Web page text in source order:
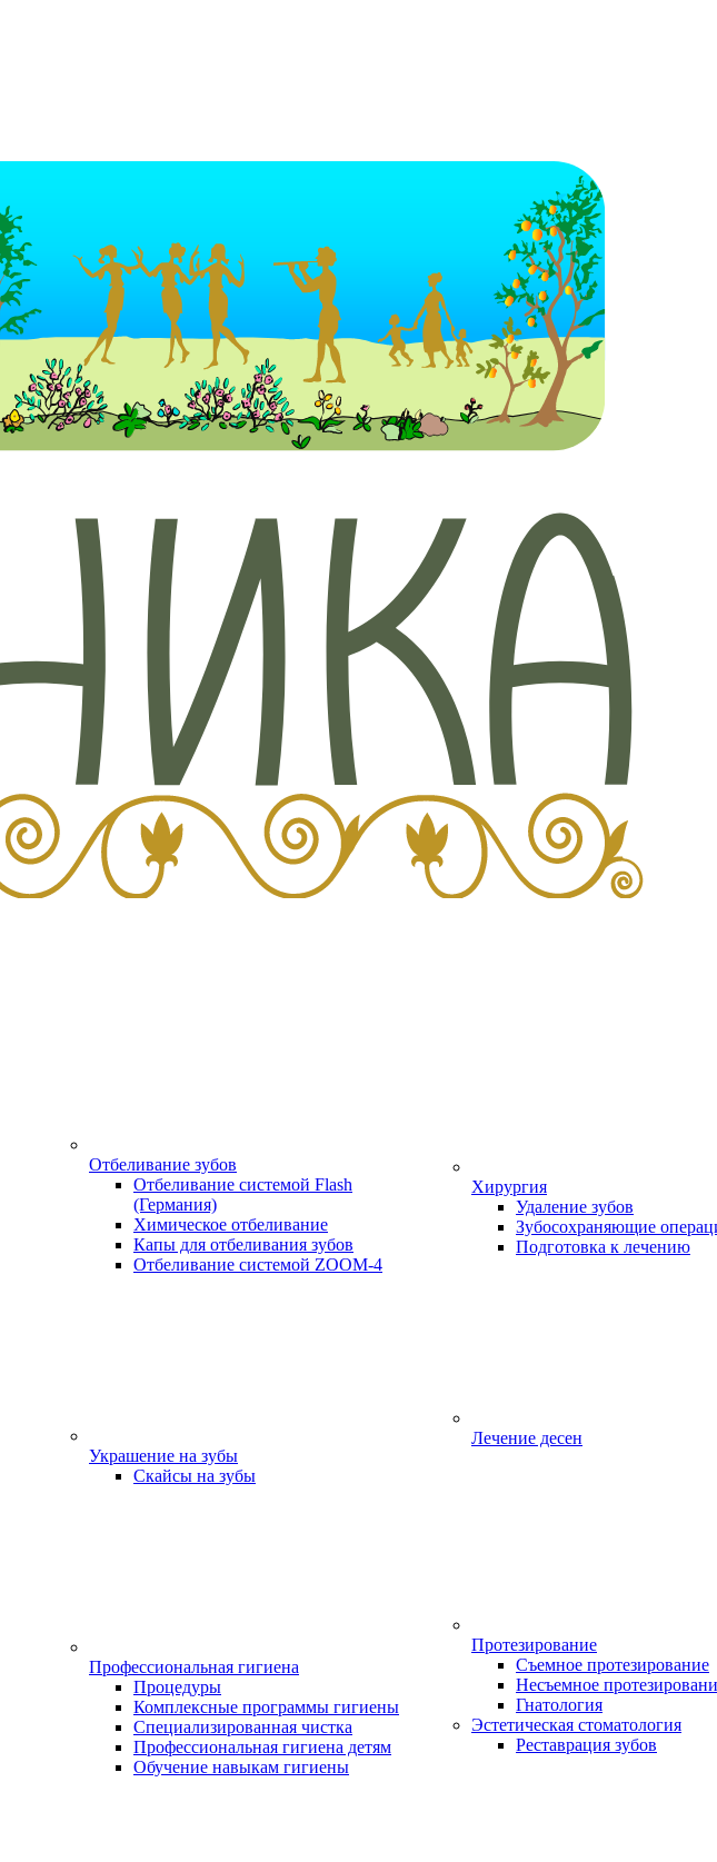
Отбеливание зубов
Отбеливание системой Flash
(Германия)
Химическое отбеливание
Капы для отбеливания зубов
Отбеливание системой ZOOM-4
Украшение на зубы
Скайсы на зубы
Профессиональная гигиена
Процедуры
Комплексные программы гигиены
Специализированная чистка
Профессиональная гигиена детям
Обучение навыкам гигиены
Хирургия
Удаление зубов
Зубосохраняющие
Подготовка к лечению
Лечение десен
Протезирование
Съемное протезирование
Несъемное
Гнатология
Эстетическая стоматология
Реставрация зубов